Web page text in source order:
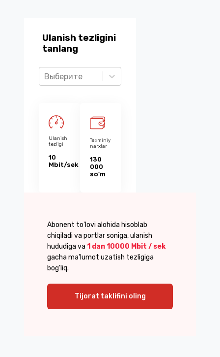
Ulanish tezligini
tanlang
Выберите
Ulanish
tezligi
10
Mbit/sek
Taxminiy
narxlar
130
000
so'm
Abonent to'lovi alohida hisoblab
chiqiladi va portlar soniga, ulanish
hududiga va 1 dan 10000 Mbit / sek
gacha ma'lumot uzatish tezligiga
bog'liq.
Tijorat taklifini oling